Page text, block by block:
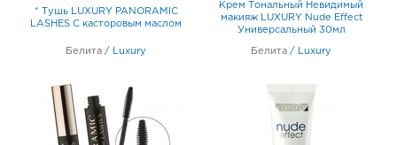
* Тушь LUXURY PANORAMIC
LASHES C касторовым маслом
Белита / Luxury
Крем Тональный Невидимый
макияж LUXURY Nude Effect
Универсальный 30мл
Белита / Luxury